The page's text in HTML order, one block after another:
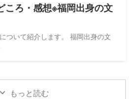
ころ・感想※福岡出身の文
ついて紹介します。 福岡出身の文
もっと読む